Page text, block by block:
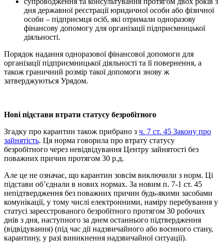
дня державної реєстрації юридичної особи або фізичної
особи – підприємця осіб, які отримали одноразову
фінансову допомогу для організації підприємницької
діяльності.
Порядок надання одноразової фінансової допомоги для
організації підприємницької діяльності та її повернення, а
також граничний розмір такої допомоги знову ж
затверджуються Урядом.
Нові підстави втрати статусу безробітного
Згадку про карантин також прибрано з ч. 7 ст. 45 Закону про
зайнятість. Ця норма говорила про втрату статусу
безробітного через невідвідування Центру зайнятості без
поважних причин протягом 30 р.д.
Але це не означає, що карантин зовсім виключили з норм. Ці
підстави об’єднали в нових нормах. За новим п. 7-1 ст. 45
непідтвердження без поважних причин будь-якими засобами
комунікації, у тому числі електронними, наміру перебування у
статусі зареєстрованого безробітного протягом 30 робочих
днів з дня, наступного за днем останнього підтвердження
(відвідування) (під час дії надзвичайного або воєнного стану,
карантину, у разі виникнення надзвичайної ситуації).